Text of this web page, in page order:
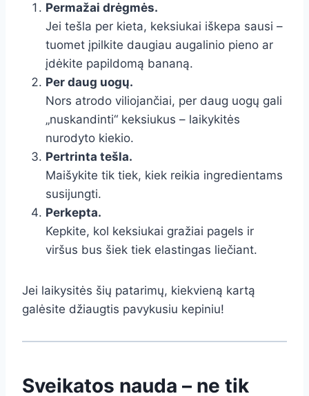
Permažai drėgmės.
Jei tešla per kieta, keksiukai iškepa sausi –
tuomet įpilkite daugiau augalinio pieno ar
įdėkite papildomą bananą.
Per daug uogų.
Nors atrodo viliojančiai, per daug uogų gali
„nuskandinti“ keksiukus – laikykitės
nurodyto kiekio.
Pertrinta tešla.
Maišykite tik tiek, kiek reikia ingredientams
susijungti.
Perkepta.
Kepkite, kol keksiukai gražiai pagels ir
viršus bus šiek tiek elastingas liečiant.
Jei laikysitės šių patarimų, kiekvieną kartą
galėsite džiaugtis pavykusiu kepiniu!
Sveikatos nauda – ne tik